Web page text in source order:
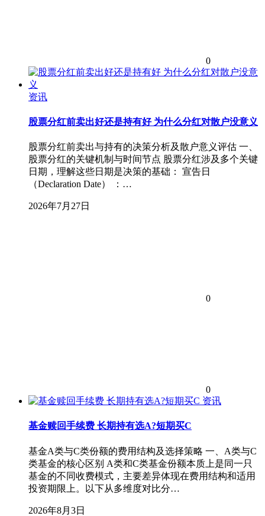
0
资讯
股票分红前卖出好还是持有好 为什么分红对散户没意义
股票分红前卖出与持有的决策分析及散户意义评估 一、
股票分红的关键机制与时间节点 股票分红涉及多个关键
日期，理解这些日期是决策的基础： 宣告日
（Declaration Date） ：…
2026年7月27日
0
0
资讯
基金赎回手续费 长期持有选A?短期买C
基金A类与C类份额的费用结构及选择策略 一、A类与C
类基金的核心区别 A类和C类基金份额本质上是同一只
基金的不同收费模式，主要差异体现在费用结构和适用
投资期限上。以下从多维度对比分…
2026年8月3日